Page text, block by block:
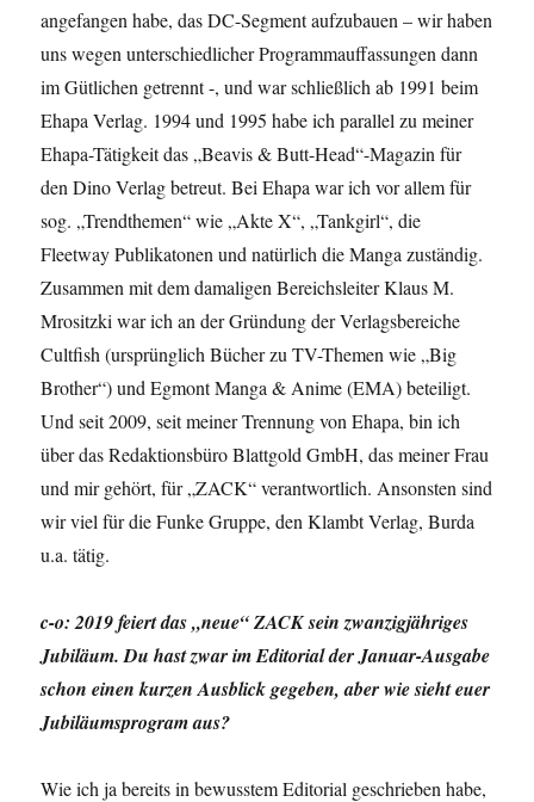
angefangen habe, das DC-Segment aufzubauen – wir haben
uns wegen unterschiedlicher Programmauffassungen dann
im Gütlichen getrennt -, und war schließlich ab 1991 beim
Ehapa Verlag. 1994 und 1995 habe ich parallel zu meiner
Ehapa-Tätigkeit das „Beavis & Butt-Head“-Magazin für
den Dino Verlag betreut. Bei Ehapa war ich vor allem für
sog. „Trendthemen“ wie „Akte X“, „Tankgirl“, die
Fleetway Publikatonen und natürlich die Manga zuständig.
Zusammen mit dem damaligen Bereichsleiter Klaus M.
Mrositzki war ich an der Gründung der Verlagsbereiche
Cultfish (ursprünglich Bücher zu TV-Themen wie „Big
Brother“) und Egmont Manga & Anime (EMA) beteiligt.
Und seit 2009, seit meiner Trennung von Ehapa, bin ich
über das Redaktionsbüro Blattgold GmbH, das meiner Frau
und mir gehört, für „ZACK“ verantwortlich. Ansonsten sind
wir viel für die Funke Gruppe, den Klambt Verlag, Burda
u.a. tätig.
c-o: 2019 feiert das „neue“ ZACK sein zwanzigjähriges
Jubiläum. Du hast zwar im Editorial der Januar-Ausgabe
schon einen kurzen Ausblick gegeben, aber wie sieht euer
Jubiläumsprogram aus?
Wie ich ja bereits in bewusstem Editorial geschrieben habe,